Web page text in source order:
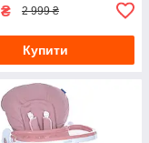
₴ 2 999 ₴
Купити